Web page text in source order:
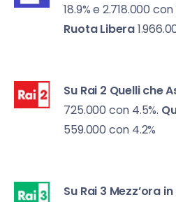
18.9% e 2.718.000 con
Ruota Libera
Su Rai 2 Quelli che
725.000 con 4.5%.
559.000 con 4.2%
Su Rai 3 Mezz’ora